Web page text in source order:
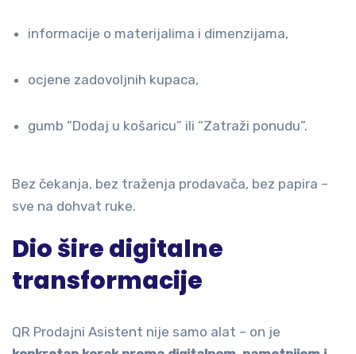
informacije o materijalima i dimenzijama,
ocjene zadovoljnih kupaca,
gumb “Dodaj u košaricu” ili “Zatraži ponudu”.
Bez čekanja, bez traženja prodavača, bez papira –
sve na dohvat ruke.
Dio šire digitalne
transformacije
QR Prodajni Asistent nije samo alat – on je